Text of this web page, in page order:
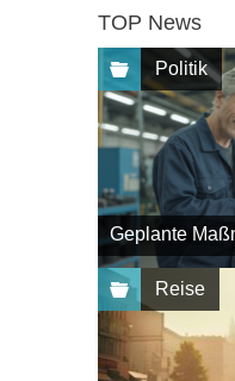
TOP News
Politik
Geplante
Reise